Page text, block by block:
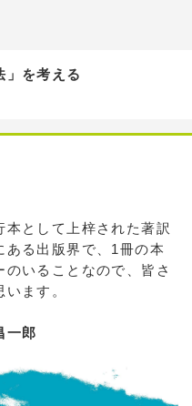
」を考える
として上梓された著訳
る出版界で、1冊の本
いることなので、皆さ
ます。
一郎